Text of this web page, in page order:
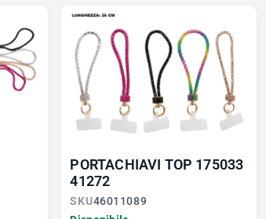
PORTACHIAVI TOP 175033
41272
SKU46011089